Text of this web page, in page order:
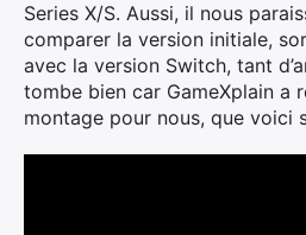
Series X/S. Aussi, il nous
comparer la version initiale,
avec la version Switch, tant
tombe bien car GameXplain a
montage pour nous, que voici